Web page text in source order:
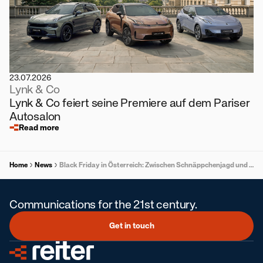
23.07.2026
Lynk & Co
Lynk & Co feiert seine Premiere auf dem Pariser
Autosalon
Read more
Home News Black Friday in Österreich: Zwischen Schnäppchenjagd und Konsumzurückhaltung
Communications for the 21st century.
Get in touch